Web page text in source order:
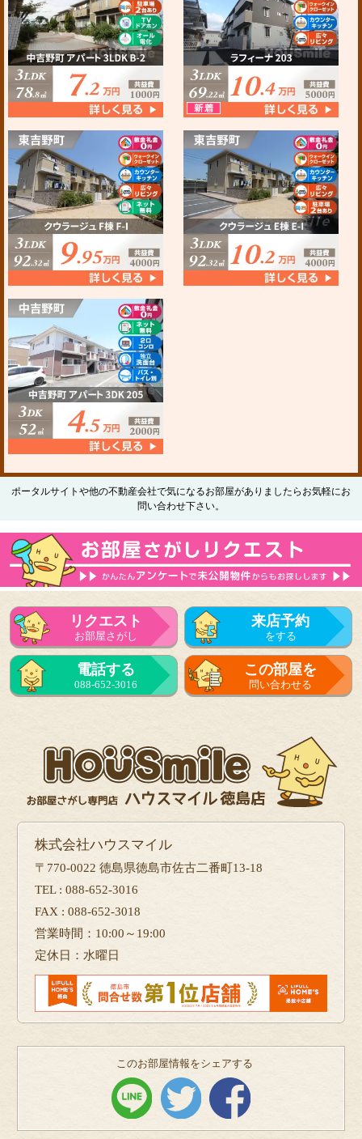
ポータルサイトや他の不動産会社で気になるお部屋がありましたらお気軽にお
問い合わせ下さい。
リクエスト
お部屋さがし
来店予約
をする
電話する
088-652-3016
この部屋を
問い合わせる
株式会社ハウスマイル
〒770-0022 徳島県徳島市佐古二番町13-18
TEL : 088-652-3016
FAX : 088-652-3018
営業時間：10:00～19:00
定休日：水曜日
このお部屋情報をシェアする